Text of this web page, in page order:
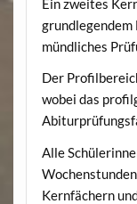
Ein zweites
mündliches
Der
wobei das
Alle
Kernfächern